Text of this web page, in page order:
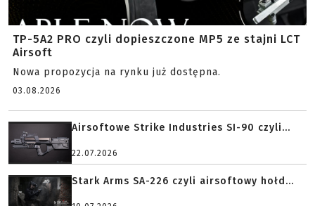
TP-5A2 PRO czyli dopieszczone MP5 ze stajni LCT
Airsoft
Nowa propozycja na rynku już dostępna.
03.08.2026
Airsoftowe Strike Industries SI-90 czyli...
22.07.2026
Stark Arms SA-226 czyli airsoftowy hołd...